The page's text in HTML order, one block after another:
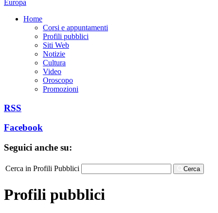
Home
Corsi e appuntamenti
Profili pubblici
Siti Web
Notizie
Cultura
Video
Oroscopo
Promozioni
RSS
Facebook
Seguici anche su:
Cerca in Profili Pubblici Cerca
Profili pubblici